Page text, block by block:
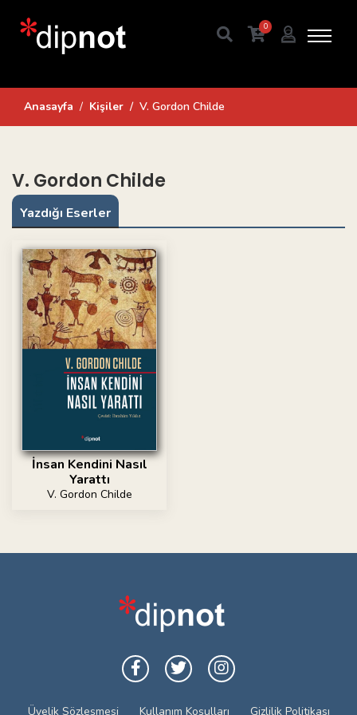
0
Anasayfa Kişiler V. Gordon Childe
V. Gordon Childe
Yazdığı Eserler
İnsan Kendini Nasıl
Yarattı
V. Gordon Childe
Üyelik Sözleşmesi Kullanım Koşulları Gizlilik Politikası